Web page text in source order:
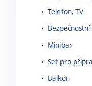
Telefon, TV
Minibar
Set pro
Balkon